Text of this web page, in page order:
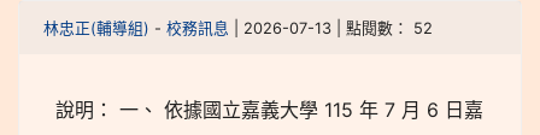
林忠正(輔導組) - 校務訊息 | 2026-07-13 | 點閱數： 52
說明： 一、 依據國立嘉義大學 115 年 7 月 6 日嘉